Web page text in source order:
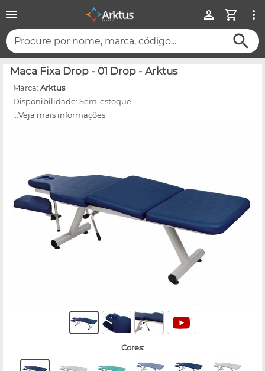
Procure por nome, marca, código...
Maca Fixa Drop - 01 Drop - Arktus
Marca: Arktus
Disponibilidade: Sem-estoque
...Veja mais informações
cores: